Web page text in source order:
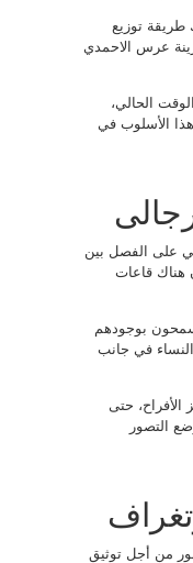
توزيع
عرس الاحمدي
الحالي،
الأسلوب في
على الفصل بين
هناك قاعات
بوجودهم
في جانب
حتى
التصور
من أجل توثيق